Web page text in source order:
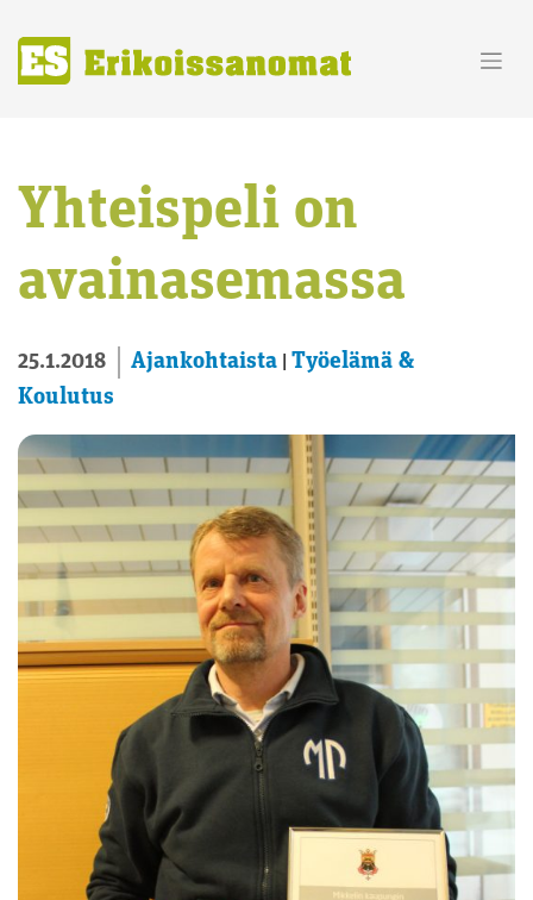
content
Yhteispeli on
avainasemassa
25.1.2018 Ajankohtaista Työelämä &
Koulutus